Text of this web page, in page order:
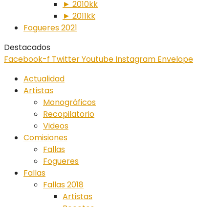
► 2010kk
► 2011kk
Fogueres 2021
Destacados
Facebook-f TwitterYoutube Instagram Envelope
Actualidad
Artistas
Monográficos
Recopilatorio
Videos
Comisiones
Fallas
Fogueres
Fallas
Fallas 2018
Artistas